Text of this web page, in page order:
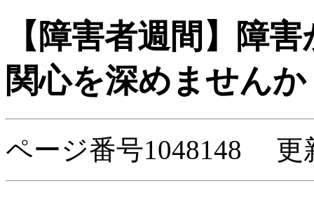
【障害者週間】障
関心を深めませんか
ページ番号1048148 更